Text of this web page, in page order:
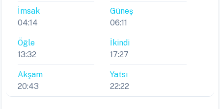
İmsak
04:14
Güneş
06:11
Öğle
13:32
İkindi
17:27
Akşam
20:43
Yatsı
22:22